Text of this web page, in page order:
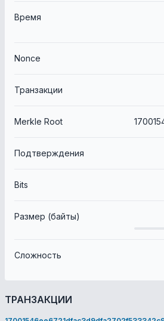
Время
Nonce
Транзакции
Merkle Root
Подтверждения
Bits
Размер (байты)
Сложность
ТРАНЗАКЦИИ